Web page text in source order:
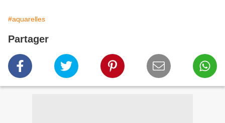
#aquarelles
Partager